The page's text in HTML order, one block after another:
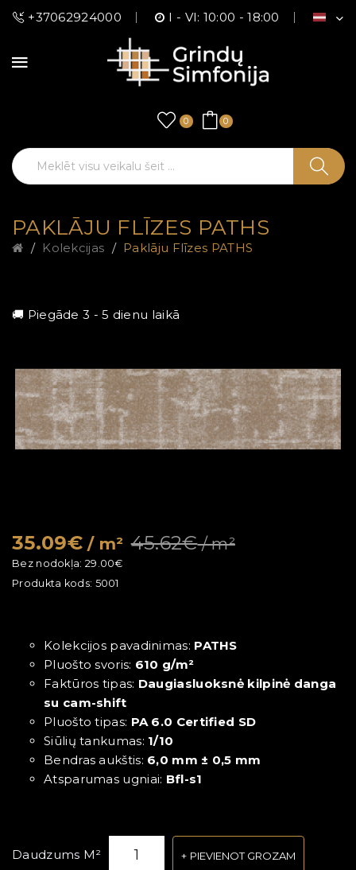
+37062924000 I - VI: 10:00 - 18:00
0 0
PAKLĀJU FLĪZES PATHS
Kolekcijas Paklāju Flīzes PATHS
🚚 Piegāde 3 - 5 dienu laikā
35.09€/ m² 45.62€/ m²
Bez nodokļa: 29.00€
Produkta kods: 5001
Kolekcijos pavadinimas: PATHS
Pluošto svoris: 610 g/m²
Faktūros tipas: Daugiasluoksnė kilpinė danga
su cam-shift
Pluošto tipas: PA 6.0 Certified SD
Siūlių tankumas: 1/10
Bendras aukštis: 6,0 mm ± 0,5 mm
Atsparumas ugniai: Bfl-s1
Daudzums M² PIEVIENOT GROZAM